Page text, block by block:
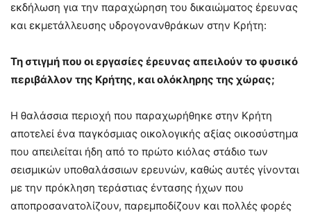
εκδήλωση για την παραχώρηση του δικαιώματος έρευνας
και εκμετάλλευσης υδρογονανθράκων στην Κρήτη:
Τη στιγμή που οι εργασίες έρευνας απειλούν το φυσικό
περιβάλλον της Κρήτης, και ολόκληρης της χώρας;
Η θαλάσσια περιοχή που παραχωρήθηκε στην Κρήτη
αποτελεί ένα παγκόσμιας οικολογικής αξίας οικοσύστημα
που απειλείται ήδη από το πρώτο κιόλας στάδιο των
σεισμικών υποθαλάσσιων ερευνών, καθώς αυτές γίνονται
με την πρόκληση τεράστιας έντασης ήχων που
αποπροσανατολίζουν, παρεμποδίζουν και πολλές φορές